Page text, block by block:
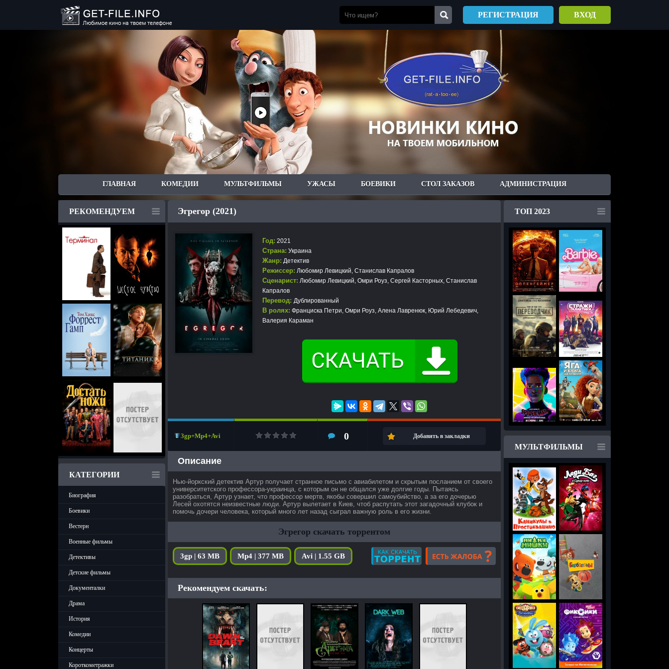
РЕГИСТРАЦИЯ ВХОД
ГЛАВНАЯ КОМЕДИИ МУЛЬТФИЛЬМЫ УЖАСЫ БОЕВИКИ СТОЛ ЗАКАЗОВ АДМИНИСТРАЦИЯ
РЕКОМЕНДУЕМ
КАТЕГОРИИ
Биография
Боевики
Вестерн
Военные фильмы
Детективы
Детские фильмы
Документалки
Драма
История
Комедии
Концерты
Короткометражки
Эгрегор (2021)
Год: 2021
Страна: Украина
Жанр: Детектив
Режиссер: Любомир Левицкий, Станислав Капралов
Сценарист: Любомир Левицкий, Омри Роуз, Сергей Касторных, Станислав
Капралов
Перевод: Дублированный
В ролях: Франциска Петри, Омри Роуз, Алена Лавренюк, Юрий Лебедевич,
Валерия Караман
3gp+Mp4+Avi 0 Добавить в закладки
Описание
Нью-йоркский детектив Артур получает странное письмо с авиабилетом и скрытым посланием от своего
университетского профессора-украинца, с которым он не общался уже долгие годы. Пытаясь
разобраться, Артур узнает, что профессор мертв, якобы совершил самоубийство, а за его дочерью
Лесей охотятся неизвестные люди. Артур вылетает в Киев, чтоб распутать этот загадочный клубок и
помочь дочери человека, который много лет назад сыграл важную роль в его жизни.
Эгрегор скачать торрентом
3gp | 63 MB Mp4 | 377 MB Avi | 1.55 GB
Рекомендуем скачать:
ТОП 2023
МУЛЬТФИЛЬМЫ